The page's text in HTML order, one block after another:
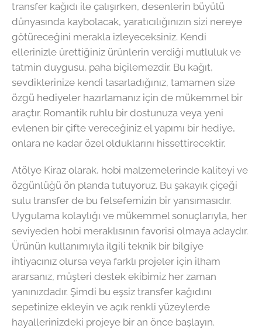
transfer kağıdı ile çalışırken, desenlerin büyülü
dünyasında kaybolacak, yaratıcılığınızın sizi nereye
götüreceğini merakla izleyeceksiniz. Kendi
ellerinizle ürettiğiniz ürünlerin verdiği mutluluk ve
tatmin duygusu, paha biçilemezdir. Bu kağıt,
sevdiklerinize kendi tasarladığınız, tamamen size
özgü hediyeler hazırlamanız için de mükemmel bir
araçtır. Romantik ruhlu bir dostunuza veya yeni
evlenen bir çifte vereceğiniz el yapımı bir hediye,
onlara ne kadar özel olduklarını hissettirecektir.
Atölye Kiraz olarak, hobi malzemelerinde kaliteyi ve
özgünlüğü ön planda tutuyoruz. Bu şakayık çiçeği
sulu transfer de bu felsefemizin bir yansımasıdır.
Uygulama kolaylığı ve mükemmel sonuçlarıyla, her
seviyeden hobi meraklısının favorisi olmaya adaydır.
Ürünün kullanımıyla ilgili teknik bir bilgiye
ihtiyacınız olursa veya farklı projeler için ilham
ararsanız, müşteri destek ekibimiz her zaman
yanınızdadır. Şimdi bu eşsiz transfer kağıdını
sepetinize ekleyin ve açık renkli yüzeylerde
hayallerinizdeki projeye bir an önce başlayın.